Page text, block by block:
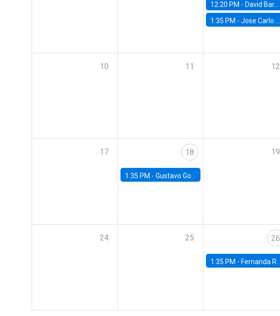
12:20 PM - David Bardey, Universidad de los Andes - CEDE
1:35 PM -Jose Carlo Bermudez, UC (ME) & World Bank
10 11 12
17 18
1:35 PM - Gustavo González, Banco Central de Chile
19
24 25 26
1:35 PM - Fernanda Rojas Ampuero, University of Wisconsin-Madison